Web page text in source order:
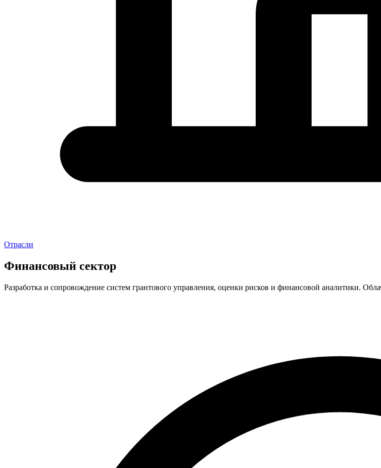
Отрасли
Финансовый сектор
Разработка и сопровождение систем грантового управления, оценки рисков и финансовой аналитики.